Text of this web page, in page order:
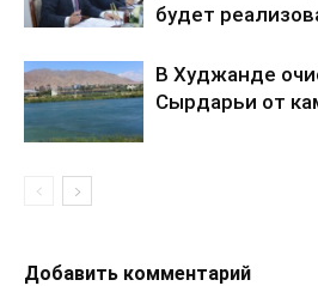
будет
В Худжанде
Сырдарьи от
Добавить комментарий